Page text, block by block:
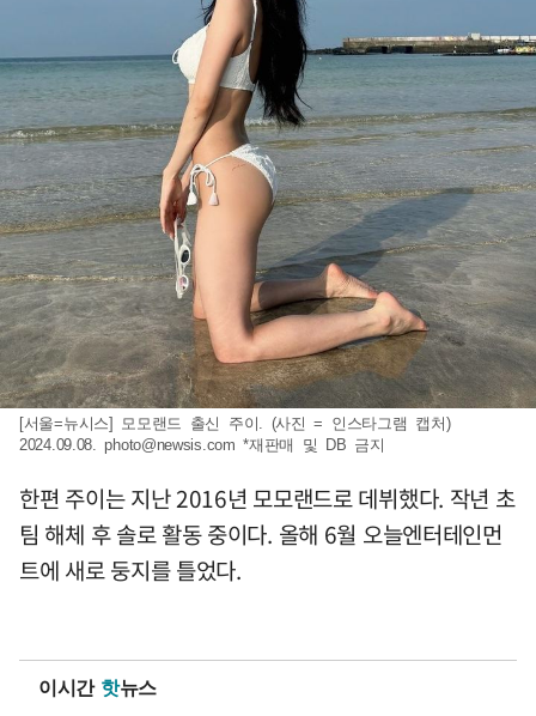
[서울=뉴시스] 모모랜드 출신 주이. (사진 = 인스타그램 캡처)
2024.09.08.photo@newsis.com *재판매 및 DB 금지
한편 주이는 지난 2016년 모모랜드로 데뷔했다. 작년 초
팀 해체 후 솔로 활동 중이다. 올해 6월 오늘엔터테인먼
트에 새로 둥지를 틀었다.
이시간 핫뉴스